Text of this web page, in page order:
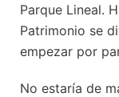
Parque Lineal.
Patrimonio se
empezar por
No estaría de